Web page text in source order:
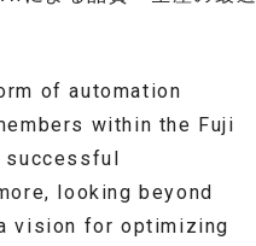
of automation
within the Fuji
successful
looking beyond
vision for optimizing